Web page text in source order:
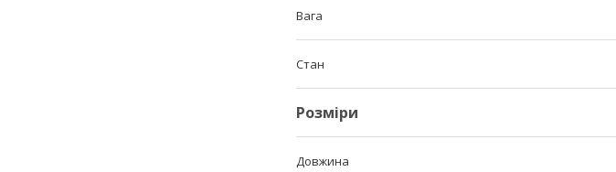
Вага
Стан
Розміри
Довжина